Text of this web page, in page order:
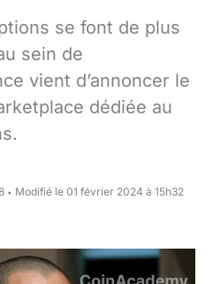
se font de plus
sein de
vient d’annoncer le
dédiée au
• Modifié le 01 février 2024 à 15h32